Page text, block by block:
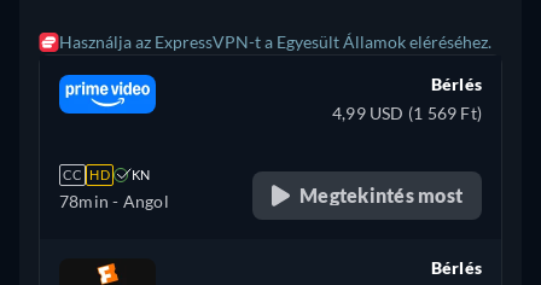
Használja az ExpressVPN-t a Egyesült Államok eléréséhez.
CC HD KN
78min - Angol
Bérlés
4,99 USD (1 569 Ft)
Megtekintés most
Bérlés